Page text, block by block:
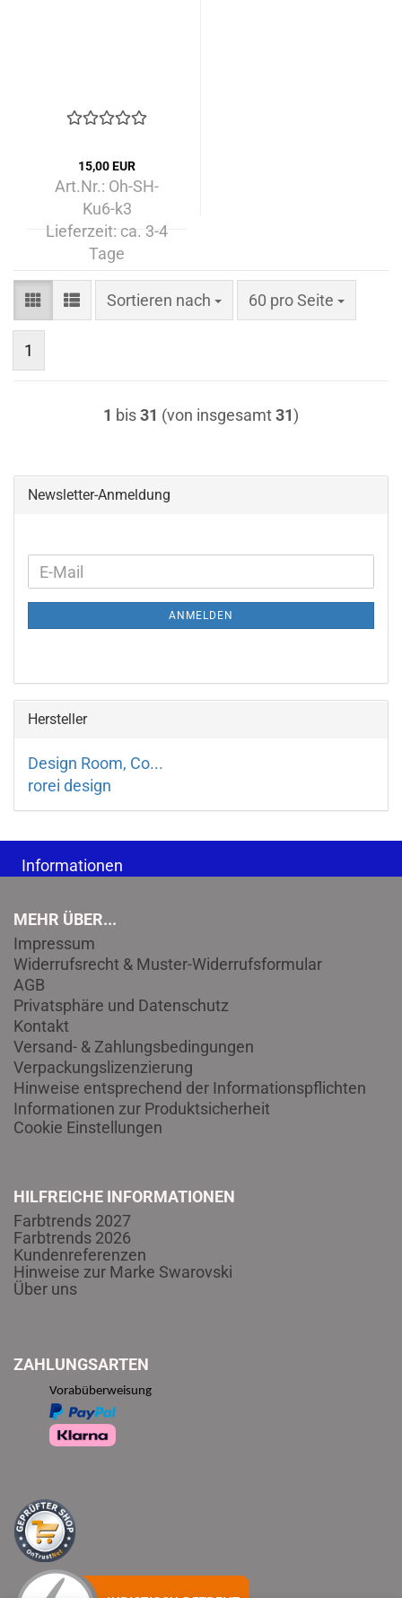
15,00 EUR
Art.Nr.: Oh-SH-
Ku6-k3
Lieferzeit: ca. 3-4
Tage
Sortieren nach
Sortieren nach 60 pro Seite
pro Seite
1
1 bis31 (von insgesamt31)
Newsletter-Anmeldung
WEITER
ZUR
ANMELDUNG
E-
ANMELDEN
Hersteller
Design Room, Co...
rorei design
Informationen
MEHR ÜBER...
Impressum
Widerrufsrecht & Muster-Widerrufsformular
AGB
Privatsphäre und Datenschutz
Kontakt
Versand- & Zahlungsbedingungen
Verpackungslizenzierung
Hinweise entsprechend der Informationspflichten
Informationen zur Produktsicherheit
Cookie Einstellungen
HILFREICHE INFORMATIONEN
Farbtrends 2027
Farbtrends 2026
Kundenreferenzen
Hinweise zur Marke Swarovski
Über uns
ZAHLUNGSARTEN
Vorabüberweisung